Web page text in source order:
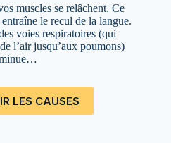
muscles se relâchent. Ce
le recul de la langue.
voies respiratoires (qui
l’air jusqu’aux poumons)
LES CAUSES